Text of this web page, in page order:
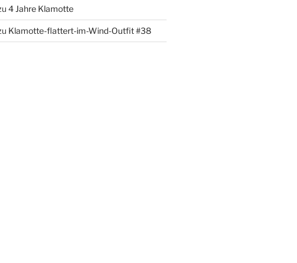
4 Jahre Klamotte
Klamotte-flattert-im-Wind-Outfit #38